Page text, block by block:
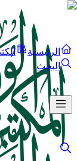
الرئيسية
البحث